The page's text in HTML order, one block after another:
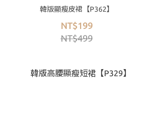
韓版顯瘦皮裙【P362】
NT$199
NT$499